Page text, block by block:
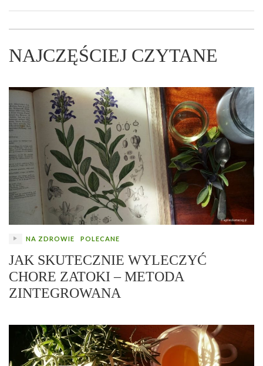
NAJCZĘŚCIEJ CZYTANE
NA ZDROWIE POLECANE
JAK SKUTECZNIE WYLECZYĆ
CHORE ZATOKI – METODA
ZINTEGROWANA